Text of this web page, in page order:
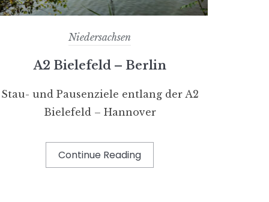
Niedersachsen
A2 Bielefeld – Berlin
Stau- und Pausenziele entlang der A2
Bielefeld – Hannover
Continue Reading